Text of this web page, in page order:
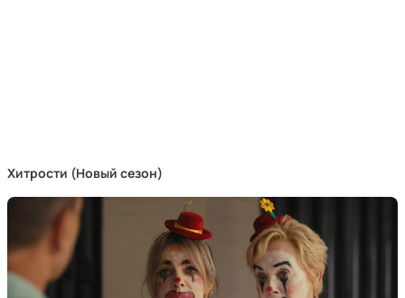
Хитрости (Новый сезон)